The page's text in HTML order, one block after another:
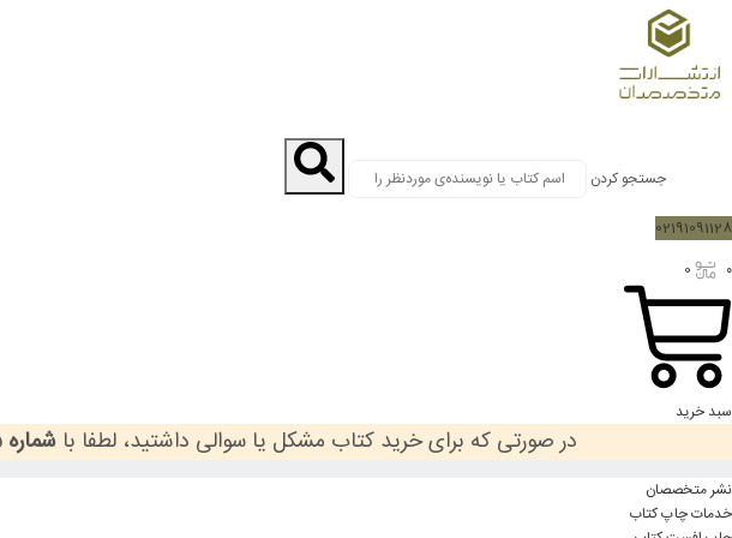
جستجو کردن
02191091128
۰
0
سبد خرید
در صورتی که برای خرید کتاب مشکل یا سوالی داشتید، لطفا باشماره 09371156765 | خانم هراتی(مسئول فروشگاه)
نشر متخصصان
خدمات چاپ کتاب